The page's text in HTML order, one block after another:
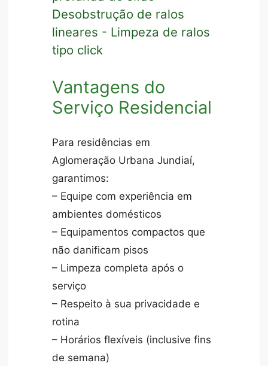
Desobstrução de ralos
lineares - Limpeza de ralos
tipo click
Vantagens do
Serviço Residencial
Para residências em
Aglomeração Urbana Jundiaí,
garantimos:
– Equipe com experiência em
ambientes domésticos
– Equipamentos compactos que
não danificam pisos
– Limpeza completa após o
serviço
– Respeito à sua privacidade e
rotina
– Horários flexíveis (inclusive fins
de semana)